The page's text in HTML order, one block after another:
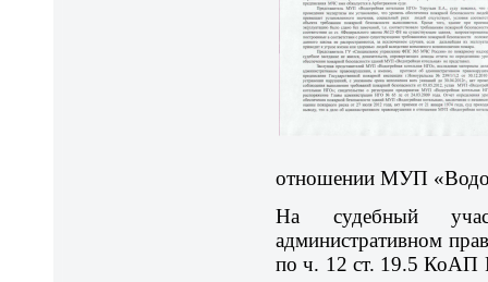
отношении МУП
На судебный
административном
по ч. 12 ст. 19.5 КоАП